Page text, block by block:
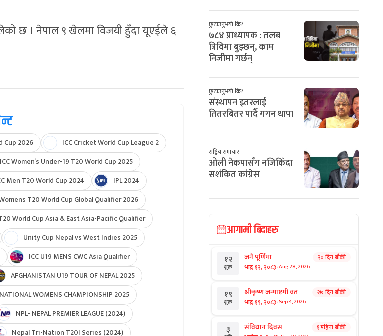
छ । नेपाल ९ खेलमा विजयी हुँदा यूएईले ६
Cup 2026
ICC Cricket World Cup League 2
ICC Women’s Under-19 T20 World Cup 2025
Men T20 World Cup 2024
IPL 2024
T20 World Cup Global Qualifier 2026
World Cup Asia & East Asia-Pacific Qualifier
Unity Cup Nepal vs West Indies 2025
ICC U19 MENS CWC Asia Qualifier
AFGHANISTAN U19 TOUR OF NEPAL 2025
WOMENS CHAMPIONSHIP 2025
NPL- NEPAL PREMIER LEAGUE (2024)
Nepal Tri-Nation T20I Series (2024)
छुटाउनुभयो कि?
७८४ प्राध्यापक : तलब
त्रिविमा बुझ्छन्, काम
निजीमा गर्छन्
छुटाउनुभयो कि?
संस्थापन इतरलाई
तितरबितर पार्दै गगन थापा
राष्ट्रिय समाचार
ओली नेकपासँग नजिकिँदा
सशंकित कांग्रेस
आगामी बिदाहरु
१२
शुक्र
जनै पूर्णिमा
भाद्र १२, २०८३-Aug 28, 2026
२० दिन बाँकी
१९
शुक्र
श्रीकृष्ण जन्माष्टमी व्रत
भाद्र १९, २०८३-Sep 4, 2026
२७ दिन बाँकी
३ संविधान दिवस १ महिना बाँकी